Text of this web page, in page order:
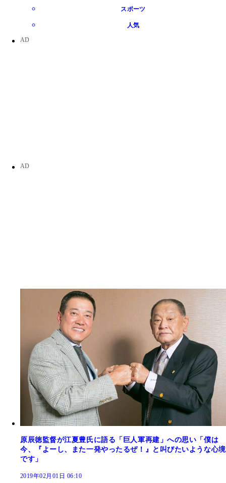
スポーツ
人気
原辰徳監督が江夏豊氏に語る「巨人軍再建」への思い「僕は
今、『よーし、また一発やったるぜ！』と叫びたいような心境
です」
2019年02月01日 06:10